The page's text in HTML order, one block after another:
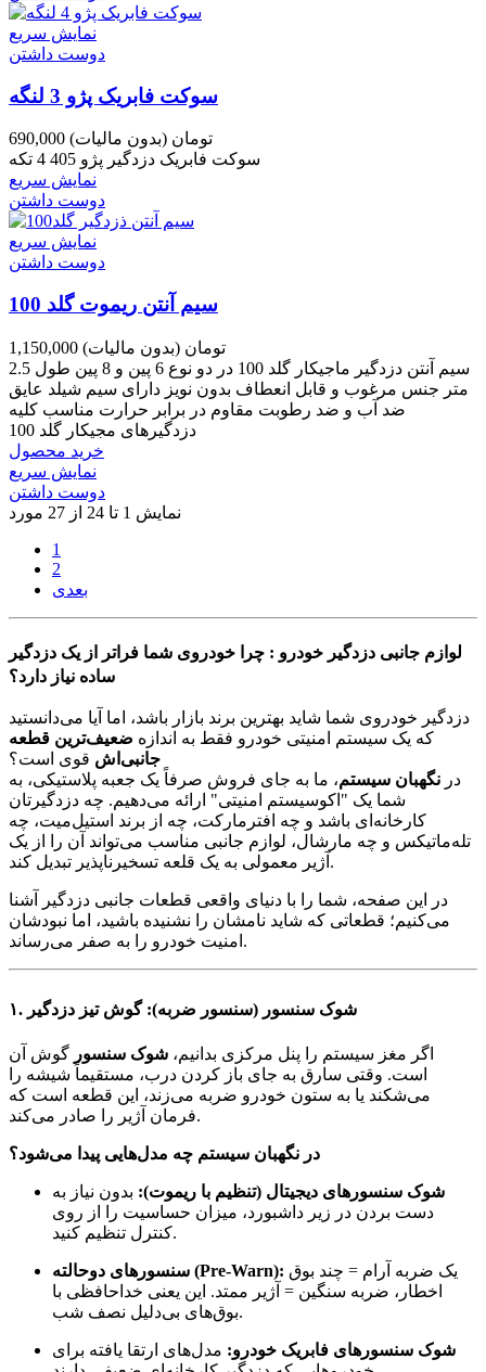
نمایش سریع
دوست داشتن
سوکت فابریک پژو 3 لنگه
690,000 تومان (بدون مالیات)
سوکت فابریک دزدگیر پژو 405 4 تکه
نمایش سریع
دوست داشتن
نمایش سریع
دوست داشتن
سیم آنتن ریموت گلد 100
1,150,000 تومان (بدون مالیات)
سیم آنتن دزدگیر ماجیکار گلد 100 در دو نوع 6 پین و 8 پین طول 2.5
متر جنس مرغوب و قابل انعطاف بدون نویز دارای سیم شیلد عایق
ضد آب و ضد رطوبت مقاوم در برابر حرارت مناسب کلیه
دزدگیرهای مجیکار گلد 100
خرید محصول
نمایش سریع
دوست داشتن
نمایش 1 تا 24 از 27 مورد
1
2
بعدی
لوازم جانبی دزدگیر خودرو : چرا خودروی شما فراتر از یک دزدگیر
ساده نیاز دارد؟
دزدگیر خودروی شما شاید بهترین برند بازار باشد، اما آیا می‌دانستید
که یک سیستم امنیتی خودرو فقط به اندازه ضعیف‌ترین قطعه
جانبی‌اش قوی است؟
در نگهبان سیستم، ما به جای فروش صرفاً یک جعبه پلاستیکی، به
شما یک "اکوسیستم امنیتی" ارائه می‌دهیم. چه دزدگیرتان
کارخانه‌ای باشد و چه افترمارکت، چه از برند استیل‌میت، چه
تله‌ماتیکس و چه مارشال، لوازم جانبی مناسب می‌تواند آن را از یک
آژیر معمولی به یک قلعه تسخیرناپذیر تبدیل کند.
در این صفحه، شما را با دنیای واقعی قطعات جانبی دزدگیر آشنا
می‌کنیم؛ قطعاتی که شاید نامشان را نشنیده باشید، اما نبودشان
امنیت خودرو را به صفر می‌رساند.
۱. شوک سنسور (سنسور ضربه): گوش تیز دزدگیر
اگر مغز سیستم را پنل مرکزی بدانیم، شوک سنسور گوش آن
است. وقتی سارق به جای باز کردن درب، مستقیماً شیشه را
می‌شکند یا به ستون خودرو ضربه می‌زند، این قطعه است که
فرمان آژیر را صادر می‌کند.
در نگهبان سیستم چه مدل‌هایی پیدا می‌شود؟
شوک سنسورهای دیجیتال (تنظیم با ریموت): بدون نیاز به
دست بردن در زیر داشبورد، میزان حساسیت را از روی
کنترل تنظیم کنید.
سنسورهای دوحالته (Pre-Warn):
اخطار، ضربه سنگین = آژیر ممتد. این یعنی خداحافظی با
بوق‌های بی‌دلیل نصف شب.
شوک سنسورهای فابریک خودرو: مدل‌های ارتقا یافته برای